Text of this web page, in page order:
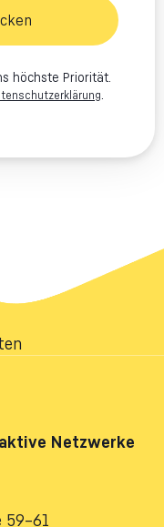
höchste Priorität.
Netzwerke